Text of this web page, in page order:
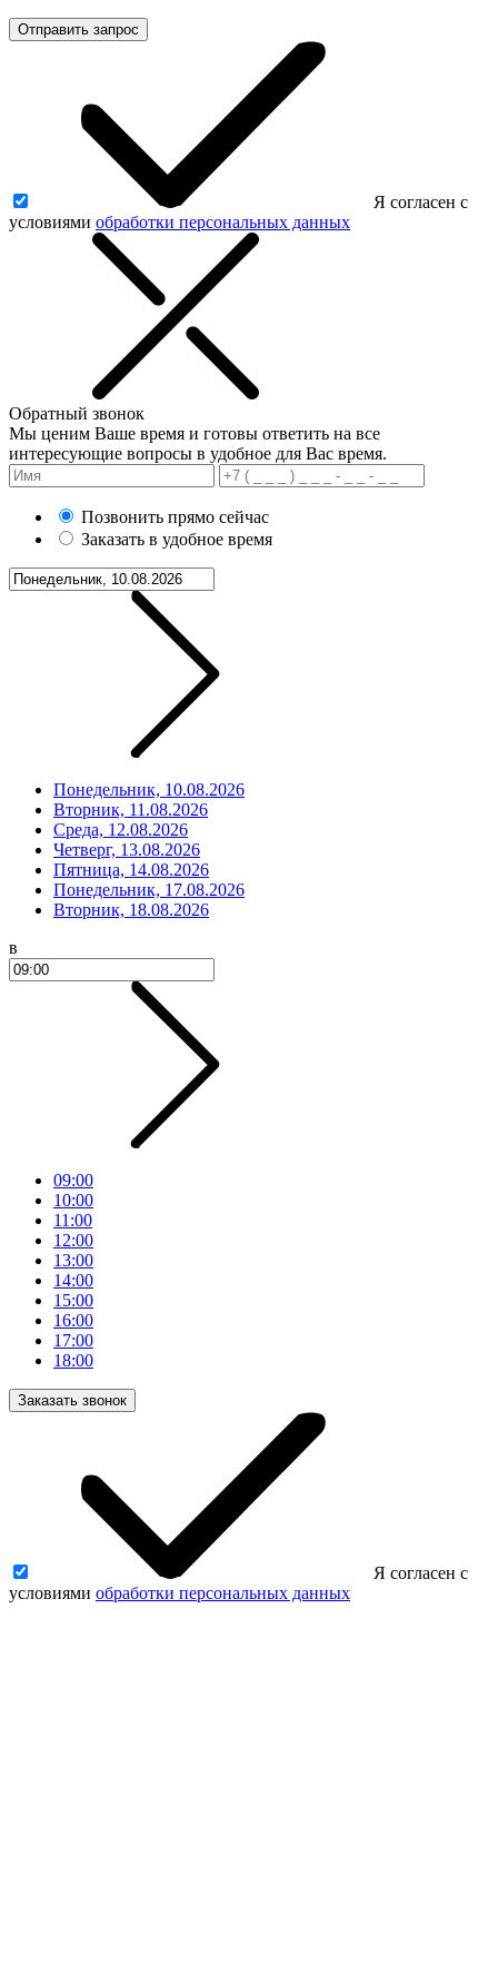
Отправить запрос
Я согласен с
условиями обработки персональных данных
Обратный звонок
Мы ценим Ваше время и готовы ответить на все
интересующие вопросы в удобное для Вас время.
Позвонить прямо сейчас
Заказать в удобное время
Понедельник, 10.08.2026
Вторник, 11.08.2026
Среда, 12.08.2026
Четверг, 13.08.2026
Пятница, 14.08.2026
Понедельник, 17.08.2026
Вторник, 18.08.2026
в
09:00
10:00
11:00
12:00
13:00
14:00
15:00
16:00
17:00
18:00
Заказать звонок
Я согласен с
условиями обработки персональных данных